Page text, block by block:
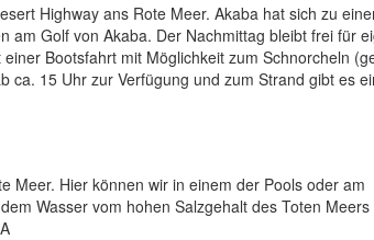
Highway ans Rote Meer. Akaba hat sich zu
am Golf von Akaba. Der Nachmittag bleibt frei für
Bootsfahrt mit Möglichkeit zum Schnorcheln
ca. 15 Uhr zur Verfügung und zum Strand gibt es
Meer. Hier können wir in einem der Pools oder am
Wasser vom hohen Salzgehalt des Toten Meers